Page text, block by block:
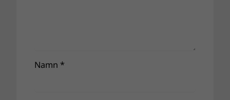
Namn *